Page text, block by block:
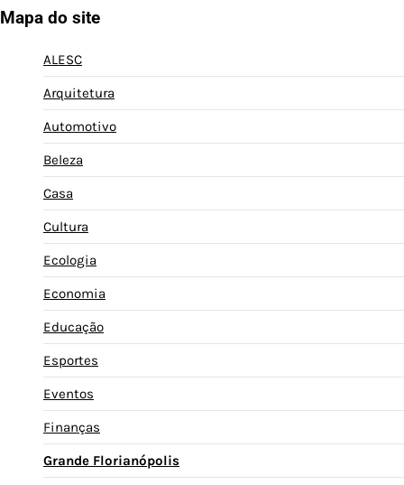
Mapa do site
ALESC
Arquitetura
Automotivo
Beleza
Casa
Cultura
Ecologia
Economia
Educação
Esportes
Eventos
Finanças
Grande Florianópolis